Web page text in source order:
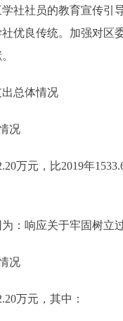
社社员的教育宣传引
优良传统。加强对区
总体情况
况
元，比2019年
响应关于牢固树立
况
万元，其中：